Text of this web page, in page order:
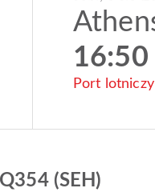
16:50
Port
(SEH)